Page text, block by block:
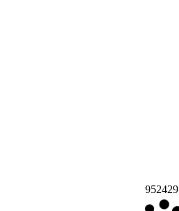
952429